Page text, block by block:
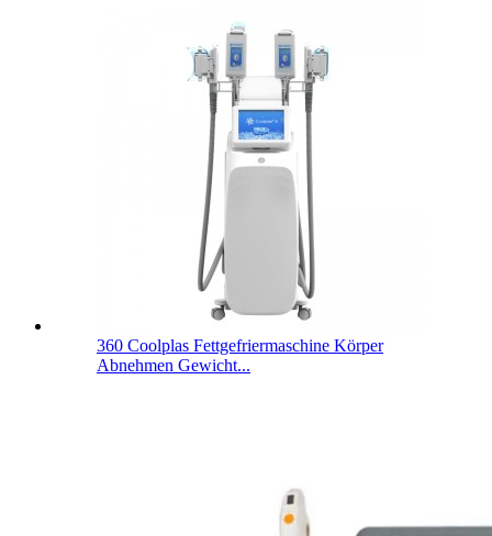
360 Coolplas Fettgefriermaschine Körper
Abnehmen Gewicht...